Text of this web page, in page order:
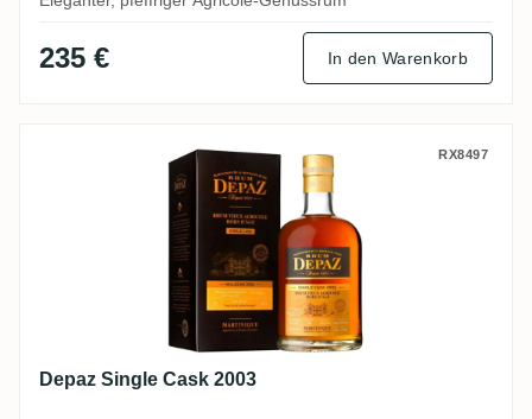
235 € In den Warenkorb
Depaz Single Cask 2003 RX8497
Depaz Single Cask 2003